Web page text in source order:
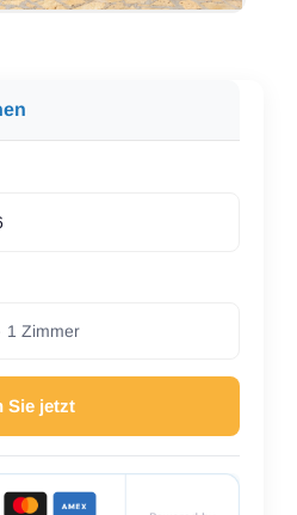
1 Zimmer
Sie jetzt